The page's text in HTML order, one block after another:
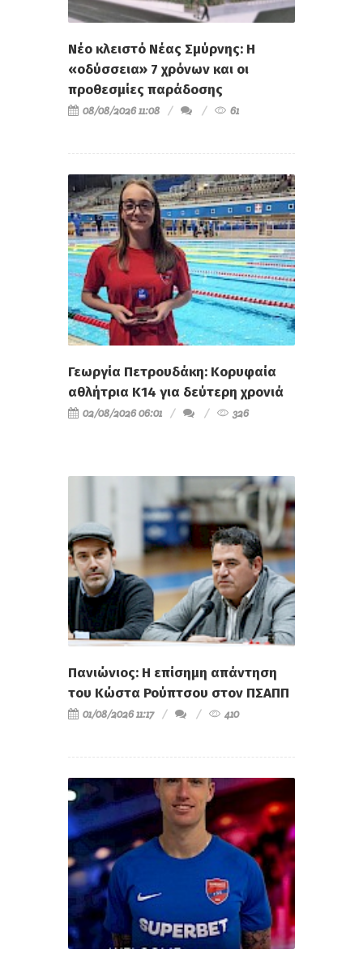
Νέο κλειστό Νέας Σμύρνης: Η
«οδύσσεια» 7 χρόνων και οι
προθεσμίες παράδοσης
08/08/2026 11:08 61
Γεωργία Πετρουδάκη: Κορυφαία
αθλήτρια Κ14 για δεύτερη χρονιά
02/08/2026 06:01 326
Πανιώνιος: Η επίσημη απάντηση
του Κώστα Ρούπτσου στον ΠΣΑΠΠ
01/08/2026 11:17 410